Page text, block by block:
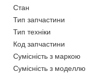
Стан
Тип запчастини
Тип техніки
Код запчастини
Сумісність з маркою
Сумісність з моделлю